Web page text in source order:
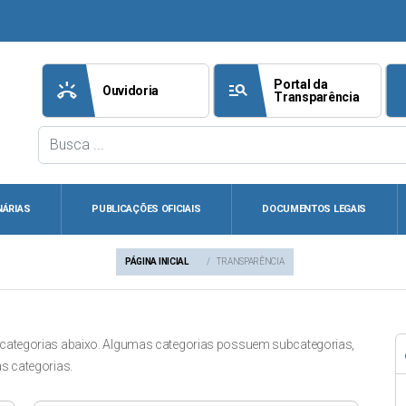
ring_volume Ouvidoria manage_search
Portal da
Transparência
PUBLICAÇÕES OFICIAIS DOCUMENTOS LEGAIS
PÁGINA INICIAL TRANSPARÊNCIA
abaixo. Algumas categorias possuem subcategorias,
categorias.